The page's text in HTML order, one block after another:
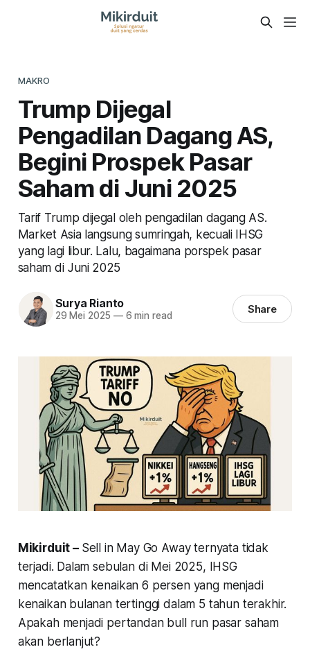
MAKRO
Trump Dijegal
Pengadilan Dagang AS,
Begini Prospek Pasar
Saham di Juni 2025
Tarif Trump dijegal oleh pengadilan dagang AS.
Market Asia langsung sumringah, kecuali IHSG
yang lagi libur. Lalu, bagaimana porspek pasar
saham di Juni 2025
Surya Rianto
29 Mei 2025 —6 min read Share
Mikirduit – Sell in May Go Away ternyata tidak
terjadi. Dalam sebulan di Mei 2025, IHSG
mencatatkan kenaikan 6 persen yang menjadi
kenaikan bulanan tertinggi dalam 5 tahun terakhir.
Apakah menjadi pertandan bull run pasar saham
akan berlanjut?